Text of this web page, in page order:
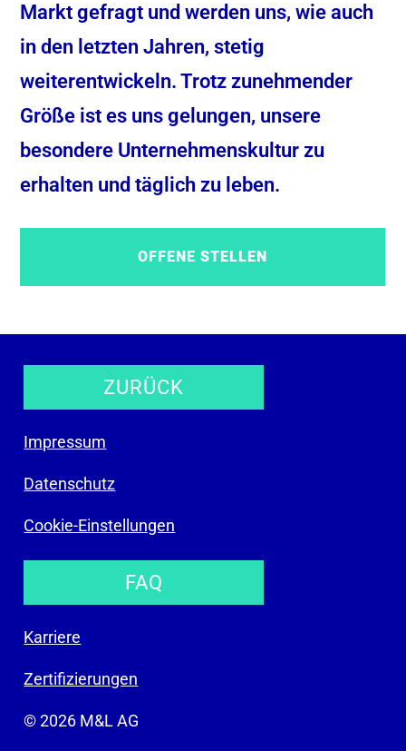
Markt gefragt und werden uns, wie auch
in den letzten Jahren, stetig
weiterentwickeln. Trotz zunehmender
Größe ist es uns gelungen, unsere
besondere Unternehmenskultur zu
erhalten und täglich zu leben.
OFFENE STELLEN
ZURÜCK
Impressum
Datenschutz
Cookie-Einstellungen
FAQ
Karriere
Zertifizierungen
© 2026 M&L AG